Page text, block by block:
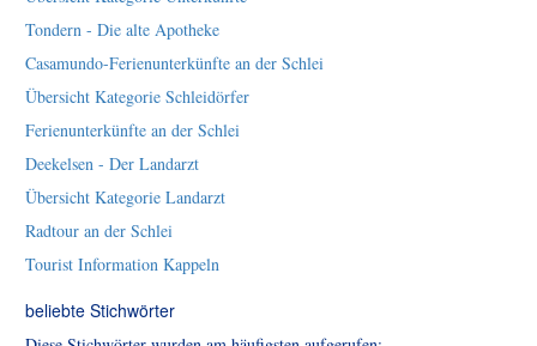
Tondern - Die alte Apotheke
Casamundo-Ferienunterkünfte an der Schlei
Übersicht Kategorie Schleidörfer
Ferienunterkünfte an der Schlei
Deekelsen - Der Landarzt
Übersicht Kategorie Landarzt
Radtour an der Schlei
Tourist Information Kappeln
beliebte Stichwörter